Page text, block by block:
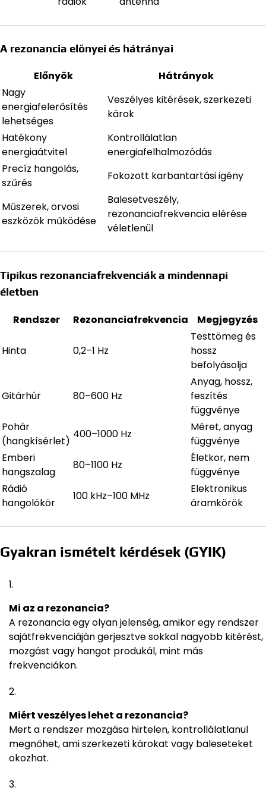
A rezonancia előnyei és hátrányai
Előnyök
Hátrányok
Nagy
energiafelerősítés
lehetséges
Veszélyes kitérések, szerkezeti
károk
Hatékony
energiaátvitel
Kontrollálatlan
energiafelhalmozódás
Precíz hangolás,
szűrés
Fokozott karbantartási igény
Műszerek, orvosi
eszközök működése
Balesetveszély,
rezonanciafrekvencia elérése
véletlenül
Tipikus rezonanciafrekvenciák a mindennapi
életben
Rendszer Rezonanciafrekvencia Megjegyzés
Hinta 0,2–1 Hz
Testtömeg és
hossz
befolyásolja
Gitárhúr 80–600 Hz
Anyag, hossz,
feszítés
függvénye
Pohár
(hangkísérlet)
400–1000 Hz
Méret, anyag
függvénye
Emberi
hangszalag
80–1100 Hz
Életkor, nem
függvénye
Rádió
hangolókör
100 kHz–100 MHz
Elektronikus
áramkörök
Gyakran ismételt kérdések (GYIK)
Mi az a rezonancia?
A rezonancia egy olyan jelenség, amikor egy rendszer
sajátfrekvenciáján gerjesztve sokkal nagyobb kitérést,
mozgást vagy hangot produkál, mint más
frekvenciákon.
Miért veszélyes lehet a rezonancia?
Mert a rendszer mozgása hirtelen, kontrollálatlanul
megnőhet, ami szerkezeti károkat vagy baleseteket
okozhat.